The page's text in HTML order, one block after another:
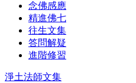
念佛感應
精進佛七
往生文集
答問解疑
進階修習
淨土法師文集